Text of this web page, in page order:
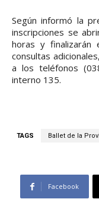
Según informó la
inscripciones se
horas y
consultas
a los teléfonos
interno 135.
TAGS Ballet de la
Facebook